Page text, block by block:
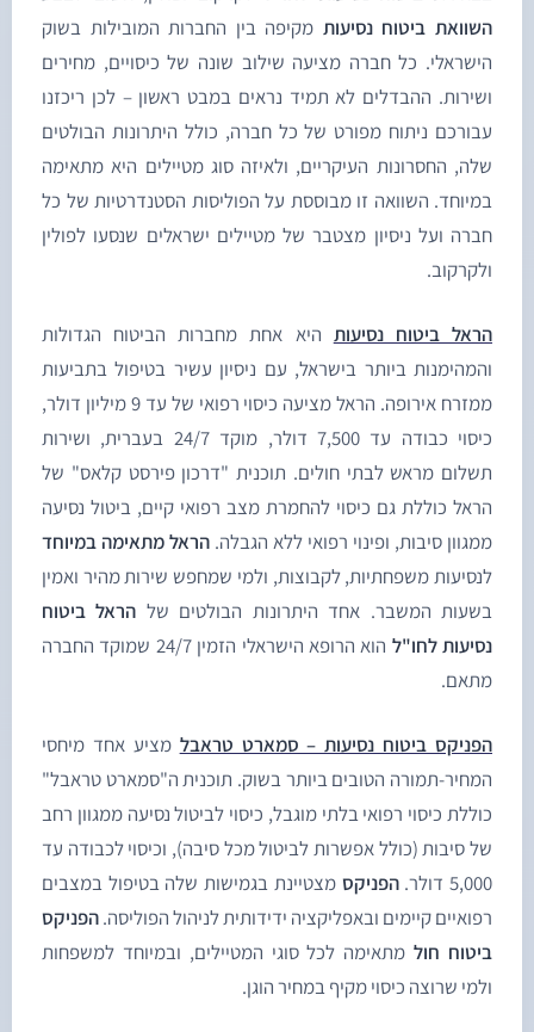
ביטוח נסיעותמקיפה בין החברות המובילות בשוק
כל חברה מציעה שילוב שונה של כיסויים, מחירים
ההבדלים לא תמיד נראים במבט ראשון – לכן ריכזנו
ניתוח מפורט של כל חברה, כולל היתרונות הבולטים
החסרונות העיקריים, ולאיזה סוג מטיילים היא מתאימה
השוואה זו מבוססת על הפוליסות הסטנדרטיות של כל
ועל ניסיון מצטבר של מטיילים ישראלים שנסעו לפולין
ביטוח נסיעותהיא אחת מחברות הביטוח הגדולות
ביותר בישראל, עם ניסיון עשיר בטיפול בתביעות
ממזרח אירופה. הראל מציעה כיסוי רפואי של עד 9 מיליון דולר,
כיסוי כבודה עד 7,500 דולר, מוקד 24/7 בעברית, ושירות
מראש לבתי חולים. תוכנית "דרכון פירסט קלאס" של
כוללת גם כיסוי להחמרת מצב רפואי קיים, ביטול נסיעה
סיבות, ופינוי רפואי ללא הגבלה.הראל מתאימה במיוחד
משפחתיות, לקבוצות, ולמי שמחפש שירות מהיר ואמין
המשבר. אחד היתרונות הבולטים שלהראל ביטוח
לחו"ל
הוא הרופא הישראלי הזמין 24/7 שמוקד החברה
ביטוח נסיעות – סמארט טראבלמציע אחד מיחסי
תמורה הטובים ביותר בשוק. תוכנית ה"סמארט טראבל"
כיסוי רפואי בלתי מוגבל, כיסוי לביטול נסיעה ממגוון רחב
סיבות (כולל אפשרות לביטול מכל סיבה), וכיסוי לכבודה עד
הפניקסמצטיינת בגמישות שלה בטיפול במצבים
קיימים ובאפליקציה ידידותית לניהול הפוליסה.הפניקס
חולמתאימה לכל סוגי המטיילים, ובמיוחד למשפחות
שרוצה כיסוי מקיף במחיר הוגן.